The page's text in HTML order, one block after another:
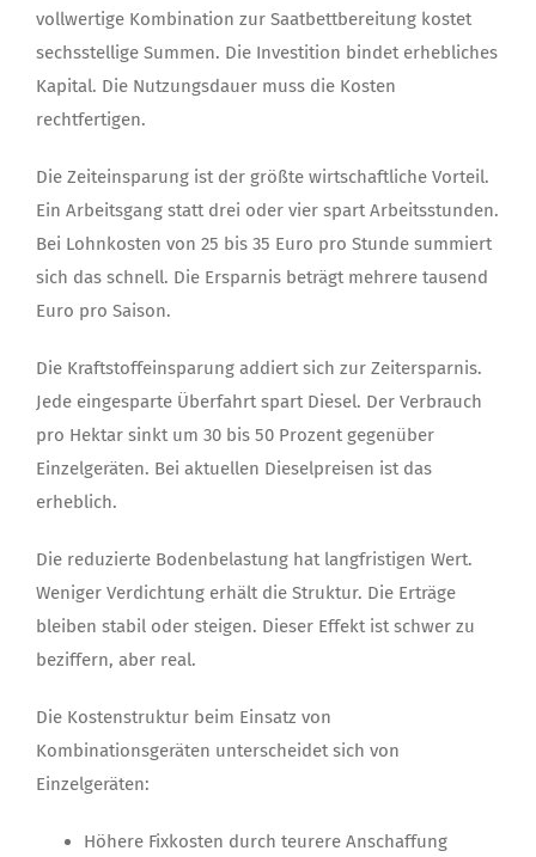
vollwertige Kombination zur Saatbettbereitung kostet
sechsstellige Summen. Die Investition bindet erhebliches
Kapital. Die Nutzungsdauer muss die Kosten
rechtfertigen.
Die Zeiteinsparung ist der größte wirtschaftliche Vorteil.
Ein Arbeitsgang statt drei oder vier spart Arbeitsstunden.
Bei Lohnkosten von 25 bis 35 Euro pro Stunde summiert
sich das schnell. Die Ersparnis beträgt mehrere tausend
Euro pro Saison.
Die Kraftstoffeinsparung addiert sich zur Zeitersparnis.
Jede eingesparte Überfahrt spart Diesel. Der Verbrauch
pro Hektar sinkt um 30 bis 50 Prozent gegenüber
Einzelgeräten. Bei aktuellen Dieselpreisen ist das
erheblich.
Die reduzierte Bodenbelastung hat langfristigen Wert.
Weniger Verdichtung erhält die Struktur. Die Erträge
bleiben stabil oder steigen. Dieser Effekt ist schwer zu
beziffern, aber real.
Die Kostenstruktur beim Einsatz von
Kombinationsgeräten unterscheidet sich von
Einzelgeräten:
Höhere Fixkosten durch teurere Anschaffung